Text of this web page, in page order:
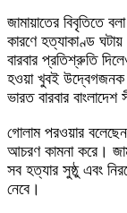
জামায়াতের বিবৃতিতে
কারণে হত্যাকাণ্ড
বারবার প্রতিশ্রুতি
হওয়া খুবই উদ্বেগজনক।
ভারত বারবার
গোলাম পরওয়ার
আচরণ কামনা করে।
সব হত্যার সুষ্ঠু এবং
নেবে।